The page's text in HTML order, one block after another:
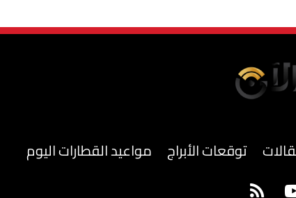
توقعات الأبراج مواعيد القطارات اليوم